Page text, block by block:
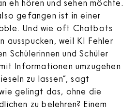
eh hören und sehen möchte.
gefangen ist in einer
Und wie oft Chatbots
ausspucken, weil KI Fehler
Schülerinnen und Schüler
Informationen umzugehen
zu lassen“, sagt
gelingt das, ohne die
zu belehren? Einem